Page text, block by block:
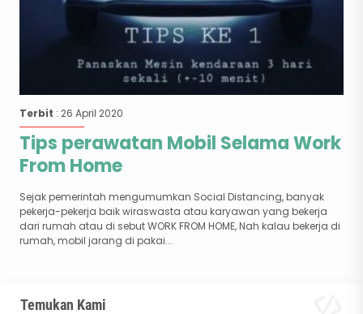
Terbit : 26 April 2020
Tips perawatan Mobil Selama Work
From Home
Sejak pemerintah mengumumkan Social Distancing, banyak
pekerja-pekerja baik wiraswasta atau karyawan yang bekerja
dari rumah atau di sebut WORK FROM HOME, Nah kalau bekerja di
rumah, mobil jarang di pakai...
Temukan Kami